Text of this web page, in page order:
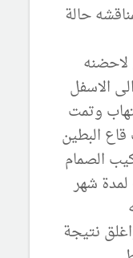
حالة
الاسفل
وتمت
البطين
الصمام
شهر
نتيجة